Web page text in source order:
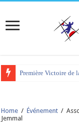
Première Victoire de
Home / Événement /
Jemmal